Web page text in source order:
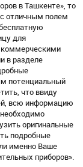
в Ташкенте», то
отличным полем
для
коммерческими
в разделе
потенциальный
что ввиду
всю информацию
оригинальные
подробные
именно Ваше
приборов».